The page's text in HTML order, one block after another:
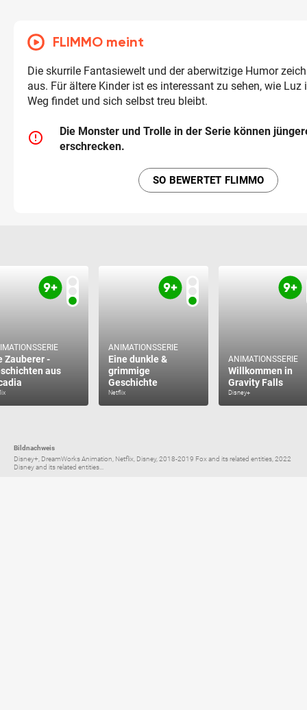
FLIMMO meint
Die skurrile Fantasiewelt und der aberwitzige Humor
aus. Für ältere Kinder ist es interessant zu sehen, wie Luz
Weg findet und sich selbst treu bleibt.
error_outline
Die Monster und Trolle in der Serie können
erschrecken.
SO BEWERTET FLIMMO
Zauberer -
aus
ANIMATIONSSERIE
Eine dunkle &
grimmige
Geschichte
Netflix
ANIMATIONSSERIE
Willkommen in
Gravity Falls
Disney+
Bildnachweis
Disney+, DreamWorks Animation, Netflix, Disney, 2018-2019 Fox and its related entities, 2022
Disney and its related entities...